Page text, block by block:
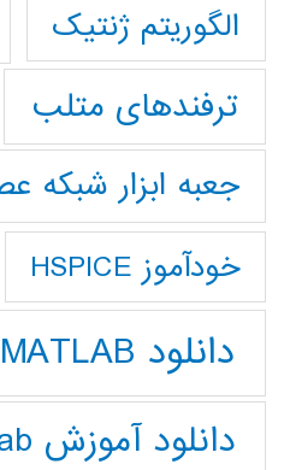
الگوریتم ژنتیک
ترفندهای متلب
جعبه ابزار شبکه
خودآموز HSPICE
دانلود MATLAB
دانلود آموزش Matlab